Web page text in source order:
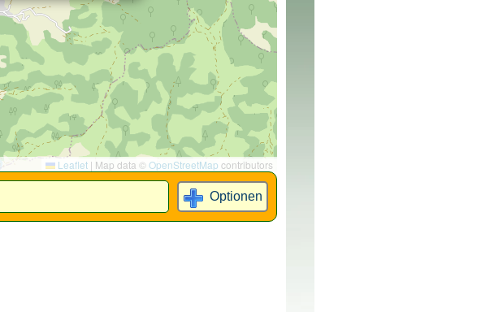
Leaflet | Map data ©OpenStreetMap contributors
Optionen